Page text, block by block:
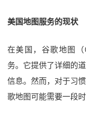
美国地图服务的现状
在美国，谷歌地图
务。它提供了详细的
信息。然而，对于习
歌地图可能需要一段时